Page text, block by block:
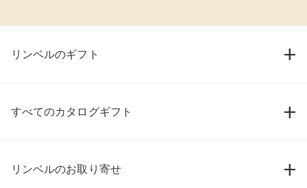
リンベルのギフト
すべてのカタログギフト
リンベルのお取り寄せ